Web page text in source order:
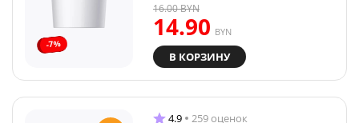
-7%
14.90 BYN
16.00BYN
В КОРЗИНУ
4.9 259 оценок